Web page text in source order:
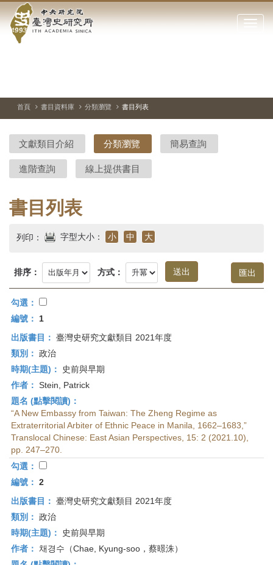
到中
央
院-
臺
灣
史
研
究
首
頁
點
閉
站
停、
圖
圖
結
首頁 書目資料庫 分類瀏覽 書目列表
文獻類目介紹 分類瀏覽 簡易查詢
進階查詢 線上提供書目
書目列表
列印： 字型大小： 小 中 大
排序： 方式：
勾選：
編號：
1
出版書目： 臺灣史研究文獻類目 2021年度
類別： 政治
時期(主題)：
史前與早期
作者： Stein, Patrick
題名 (點擊閱讀)：
“A New Embassy from Taiwan: The Zheng Regime as
Extraterritorial Arbiter of Ethnic Peace in Manila, 1662–1683,”
Translocal Chinese: East Asian Perspectives, 15: 2 (2021.10),
pp. 247–270.
勾選：
編號： 2
出版書目： 臺灣史研究文獻類目 2021年度
類別： 政治
時期(主題)：
史前與早期
作者：
채경수（Chae, Kyung-soo，蔡暻洙）